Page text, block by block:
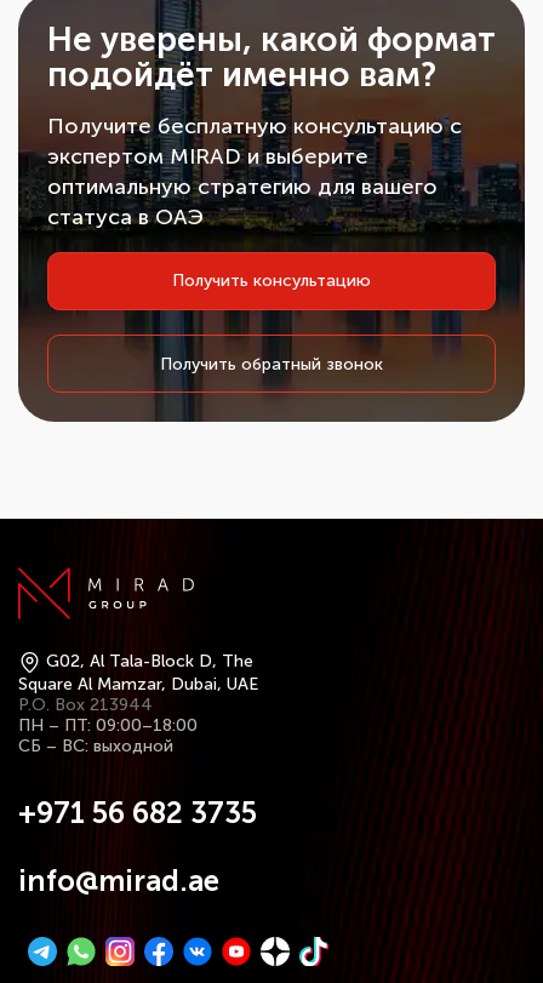
Не уверены, какой формат
подойдёт именно вам?
Получите бесплатную консультацию с
экспертом MIRAD и выберите
оптимальную стратегию для вашего
статуса в ОАЭ
Получить консультацию
Получить обратный звонок
G02, Al Tala-Block D, The
Square Al Mamzar, Dubai, UAE
P.O. Box 213944
ПН – ПТ: 09:00–18:00
СБ – ВС: выходной
+971 56 682 3735
info@mirad.ae